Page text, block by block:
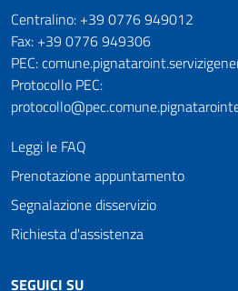
Numeri utili
Centralino: +39 0776 949012
Fax: +39 0776 949306
PEC:
Protocollo PEC:
Leggi le FAQ
Prenotazione appuntamento
Segnalazione disservizio
Richiesta d'assistenza
SEGUICI SU